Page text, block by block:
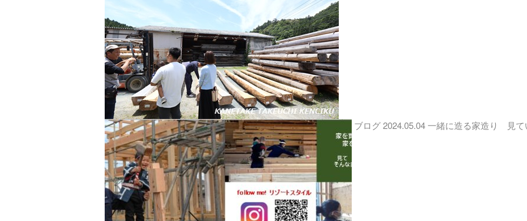
ブログ2024.05.04一緒に造る家造り 見